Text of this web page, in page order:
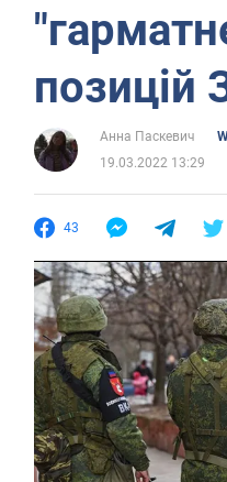
позицій
Анна Паскевич
19.03.2022 13:29
43